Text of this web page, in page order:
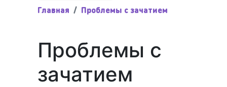
Главная Проблемы с зачатием
Проблемы с
зачатием